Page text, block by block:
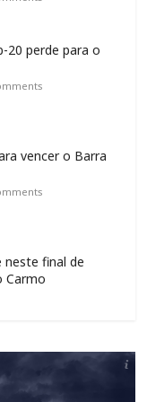
20 perde para o
vencer o Barra
neste final de
Carmo
asfáltica
Judas Tadeu